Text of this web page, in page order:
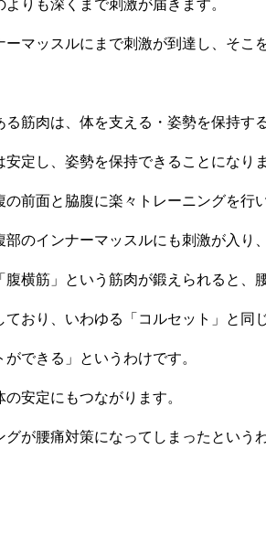
りも深くまで刺激が届きます。
マッスルにまで刺激が到達し、そこ
筋肉は、体を支える・姿勢を保持す
定し、姿勢を保持できることになりま
前面と脇腹に楽々トレーニングを行
のインナーマッスルにも刺激が入り
横筋」という筋肉が鍛えられると、
おり、いわゆる「コルセット」と同
できる」というわけです。
安定にもつながります。
が腰痛対策になってしまったという